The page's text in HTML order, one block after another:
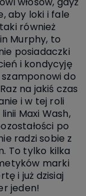
aby loki i fale
również
Murphy, to
posiadaczki
i kondycyję
do
Raz na jakiś czas
i w tej roli
Maxi Wash,
po
radzi sobie z
To tylko kilka
marki
i już dzisiaj
jeden!